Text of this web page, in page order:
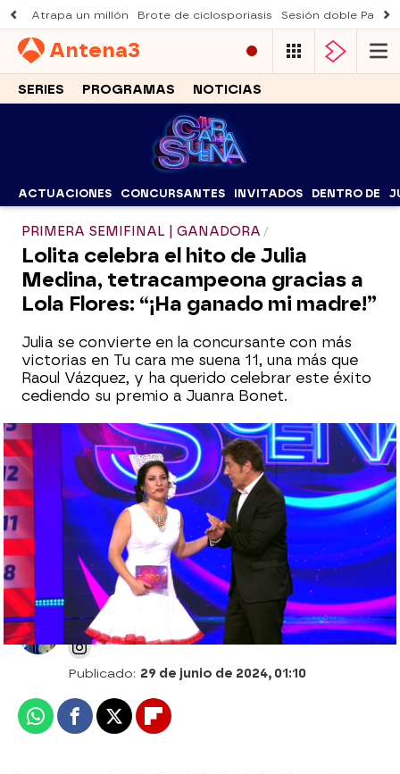
Atrapa un millón Brote de ciclosporiasis Sesión doble
Antena3
SERIES PROGRAMAS NOTICIAS
ACTUACIONES CONCURSANTES INVITADOS DENTRO DE
PRIMERA SEMIFINAL | GANADORA
Lolita celebra el hito de Julia
Medina, tetracampeona gracias a
Lola Flores: “¡Ha ganado mi madre!”
Julia se convierte en la concursante con más
victorias en Tu cara me suena 11, una más que
Raoul Vázquez, y ha querido celebrar este éxito
cediendo su premio a Juanra Bonet.
Faraónica primera Semifinal de Tu cara
me suena 11: encumbra a Julia Medina y
corona a Raoul Vázquez
Alberto Mendo
Publicado: 29 de junio de 2024, 01:10
WhatsappFacebook
X Flipboard